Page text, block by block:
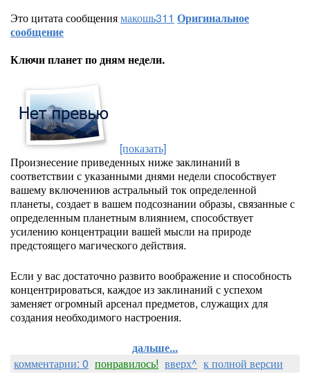
Это цитата сообщениямакошь311 Оригинальное
сообщение
Ключи планет по дням недели.
[показать]
Произнесение приведенных ниже заклинаний в
соответствии с указанными днями недели способствует
вашему включениюв астральный ток определенной
планеты, создает в вашем подсознании образы, связанные с
определенным планетным влиянием, способствует
усилению концентрации вашей мысли на природе
предстоящего магического действия.
Если у вас достаточно развито воображение и способность
концентрироваться, каждое из заклинаний с успехом
заменяет огромный арсенал предметов, служащих для
создания необходимого настроения.
дальше...
комментарии: 0 понравилось! вверх^ к полной версии